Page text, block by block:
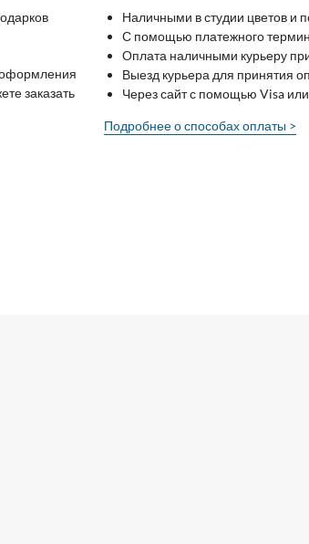
оформления
заказать
Наличными в студии цветов и
С помощью платежного
Оплата наличными курьеру
Выезд курьера для принятия
Через сайт с помощью Visa
Подробнее о способах оплаты >